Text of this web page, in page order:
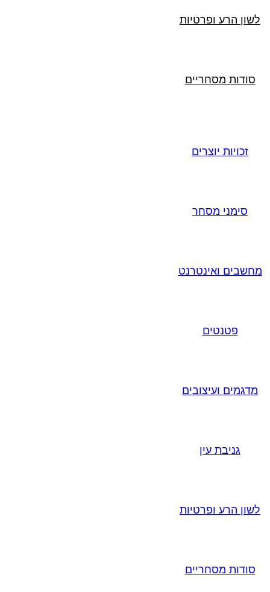
לשון הרע ופרטיות
סודות מסחריים
זכויות יוצרים
סימני מסחר
מחשבים ואינטרנט
פטנטים
מדגמים ועיצובים
גניבת עין
לשון הרע ופרטיות
סודות מסחריים